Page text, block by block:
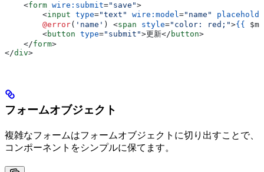
    <
form wire:submit="save">
        <
input type="text" wire:model="name"
        @error
( 'name' ) <span style="color: red;">{{
        <
button type="submit">更新</ button>
    </
form>
</div>
フォームオブジェクト
複雑なフォームはフォームオブジェクトに切り出すことで、
コンポーネントをシンプルに保てます。